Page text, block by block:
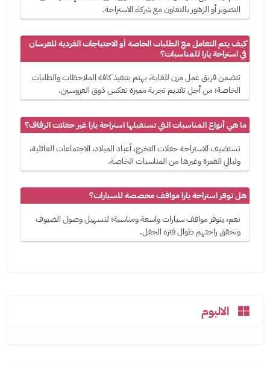
التصوير أو الزهور بالتعاون مع شركاء الاستراحة.
كيف يتم التعامل مع الطلبات الخاصة أو الاحتياجات الفردية للعرسان
في استراحة يارا للمناسبات؟
تتضمن فريق عمل مرن للغاية، يهتم بتنفيذ كافة الملاحظات والطلبات
الخاصة؛ من أجل تقديم تجربة مميزة تعكس ذوق العروسين.
ما هي أنواع المناسبات التي تستقبلها استراحة يارا غير حفلات الزفاف؟
تستضيف الاستراحة حفلات التخرج، أعياد الميلاد، الاجتماعات العائلية،
وليالي الغمرة وغيرها من المناسبات الخاصة.
هل توفر استراحة يارا مواقف مخصصة للسيارات؟
نعم، يتوفر مواقف سيارات واسعة ومناسبة؛ لتسهيل وصول الضيوف
وتحقق راحتهم طوال فترة الحفل.
الالبوم